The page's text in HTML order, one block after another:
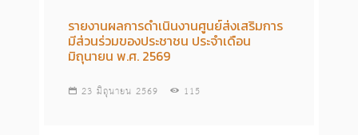
รายงานผลการดำเนินงานศูนย์ส่งเสริมการ
มีส่วนร่วมของประชาชน ประจำเดือน
มิถุนายน พ.ศ. 2569
23 มิถุนายน 2569 115